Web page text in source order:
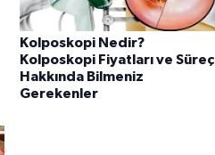
Kolposkopi Nedir?
Kolposkopi Fiyatları ve Süreç
Hakkında Bilmeniz
Gerekenler